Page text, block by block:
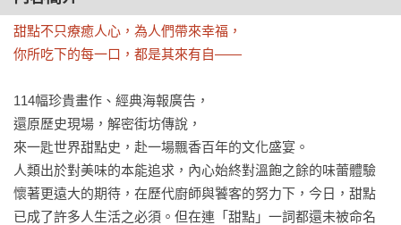
甜點不只療癒人心，為人們帶來幸福，
你所吃下的每一口，都是其來有自——
114幅珍貴畫作、經典海報廣告，
還原歷史現場，解密街坊傳說，
來一匙世界甜點史，赴一場飄香百年的文化盛宴。
人類出於對美味的本能追求，內心始終對溫飽之餘的味蕾體驗
懷著更遠大的期待，在歷代廚師與饕客的努力下，今日，甜點
已成了許多人生活之必須。但在連「甜點」一詞都還未被命名